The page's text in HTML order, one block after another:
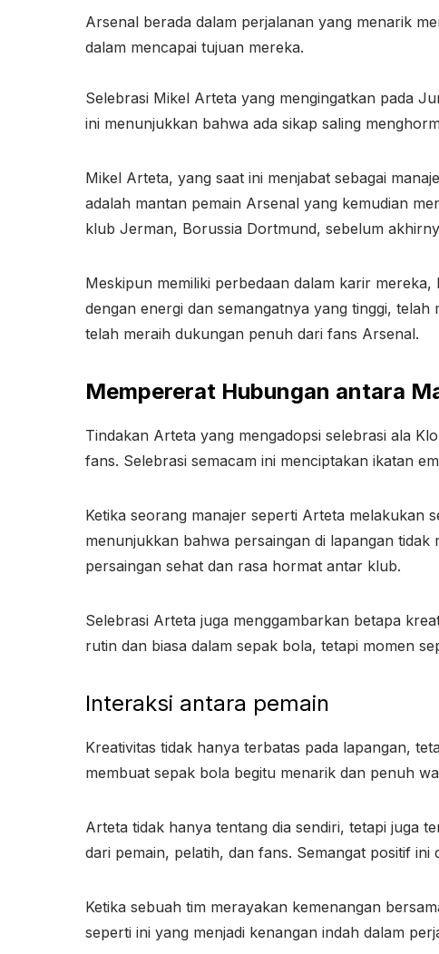
Arsenal berada dalam perjalanan yang menarik
dalam mencapai tujuan mereka.
Selebrasi Mikel Arteta yang mengingatkan pada
ini menunjukkan bahwa ada sikap saling
Mikel Arteta, yang saat ini menjabat sebagai
adalah mantan pemain Arsenal yang kemudian
klub Jerman, Borussia Dortmund, sebelum
Meskipun memiliki perbedaan dalam karir
dengan energi dan semangatnya yang tinggi,
telah meraih dukungan penuh dari fans Arsenal.
Mempererat Hubungan antara
Tindakan Arteta yang mengadopsi selebrasi ala
fans. Selebrasi semacam ini menciptakan ikatan
Ketika seorang manajer seperti Arteta melakukan
menunjukkan bahwa persaingan di lapangan
persaingan sehat dan rasa hormat antar klub.
Selebrasi Arteta juga menggambarkan betapa
rutin dan biasa dalam sepak bola, tetapi momen
Interaksi antara pemain
Kreativitas tidak hanya terbatas pada lapangan,
membuat sepak bola begitu menarik dan penuh
Arteta tidak hanya tentang dia sendiri, tetapi juga
dari pemain, pelatih, dan fans. Semangat positif
Ketika sebuah tim merayakan kemenangan
seperti ini yang menjadi kenangan indah dalam